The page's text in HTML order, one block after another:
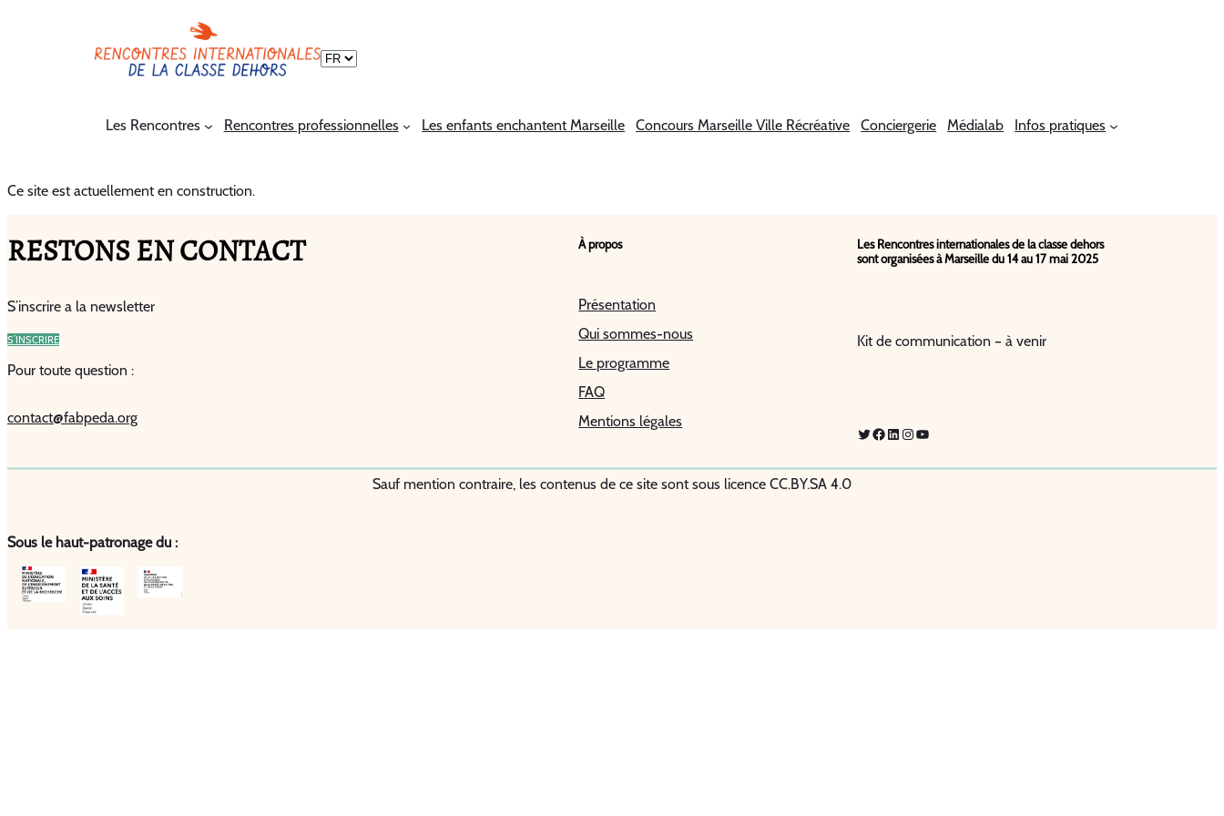
Choisir
Les Rencontres
Rencontres professionnelles Les enfants enchantent Marseille Concours Marseille Ville Récréative Conciergerie Médialab Infos pratiques
Ce site est actuellement en construction.
RESTONS EN CONTACT
S’inscrire a la newsletter
S’INSCRIRE
Pour toute question :
contact@fabpeda.org
À propos
Présentation
Qui sommes-nous
Le programme
FAQ
Mentions légales
Les Rencontres internationales de la classe dehors
sont organisées à Marseille du 14 au 17 mai 2025
Kit de communication – à venir
Twitter
Facebook
LinkedIn
Instagram
YouTube
Sauf mention contraire, les contenus de ce site sont sous licence CC.BY.SA 4.0
Sous le haut-patronage du :